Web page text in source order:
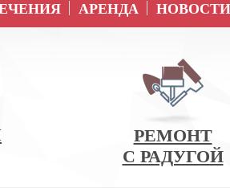
АРЕНДА НОВОСТИ
РЕМОНТ
С РАДУГОЙ